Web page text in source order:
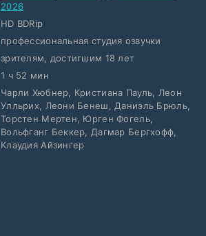
2026
HD BDRip
профессиональная студия озвучки
зрителям, достигшим 18 лет
1 ч 52 мин
Чарли Хюбнер, Кристиана Пауль, Леон
Улльрих, Леони Бенеш, Даниэль Брюль,
Торстен Мертен, Юрген Фогель,
Вольфганг Беккер, Дагмар Бергхофф,
Клаудия Айзингер